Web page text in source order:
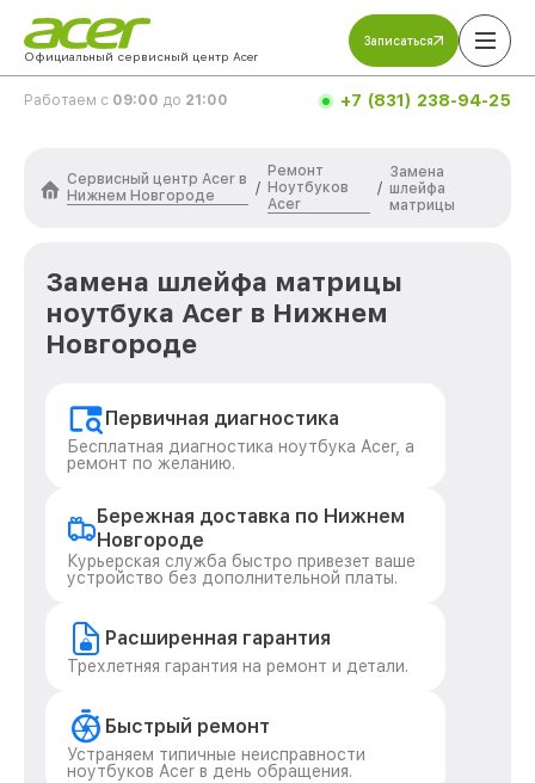
Официальный сервисный центр Acer
Записаться
Работаем с 09:00 до 21:00 +7 (831) 238-94-25
Сервисный центр Acer в
Нижнем Новгороде
/
Ремонт
Ноутбуков
Acer
/
Замена
шлейфа
матрицы
Замена шлейфа матрицы
ноутбука Acer в Нижнем
Новгороде
Первичная диагностика
Бесплатная диагностика ноутбука Acer, а
ремонт по желанию.
Бережная доставка по Нижнем
Новгороде
Курьерская служба быстро привезет ваше
устройство без дополнительной платы.
Расширенная гарантия
Трехлетняя гарантия на ремонт и детали.
Быстрый ремонт
Устраняем типичные неисправности
ноутбуков Acer в день обращения.